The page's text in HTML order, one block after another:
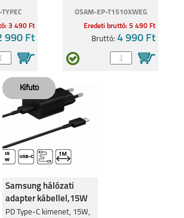
3 490 Ft
990 Ft
OSAM-EP-T1510XWEG
Eredeti bruttó: 5 490 Ft
Bruttó:4 990 Ft
Samsung hálózati
adapter kábellel,15W
Fekete
PD Type-C kimenet, 15W,